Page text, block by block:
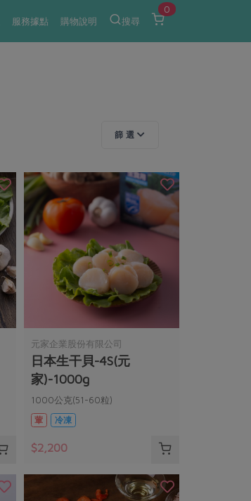
服務據點 購物說明 搜尋
0
篩 選
元家企業股份有限公司
日本生干貝-4S(元
家)-1000g
1000公克(51-60粒)
葷
冷凍
$2,200